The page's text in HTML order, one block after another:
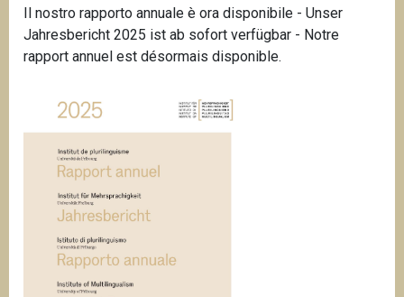
Il nostro rapporto annuale è ora disponibile - Unser
Jahresbericht 2025 ist ab sofort verfügbar - Notre
rapport annuel est désormais disponible.